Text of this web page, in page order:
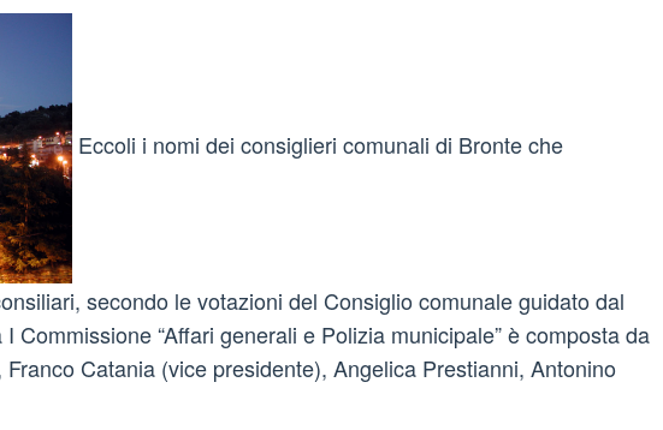
Eccoli i nomi dei consiglieri comunali di Bronte che
secondo le votazioni del Consiglio comunale guidato dal
Commissione “Affari generali e Polizia municipale” è composta da
Catania (vice presidente), Angelica Prestianni, Antonino